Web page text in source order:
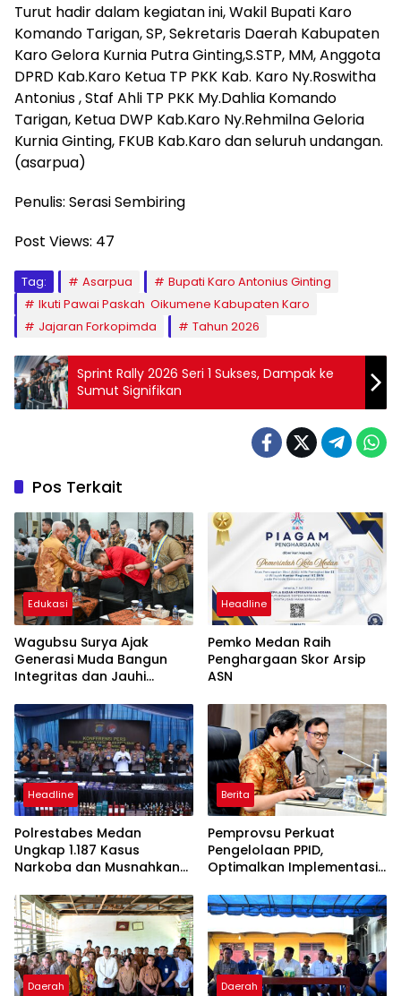
Turut hadir dalam kegiatan ini, Wakil Bupati Karo
Komando Tarigan, SP, Sekretaris Daerah Kabupaten
Karo Gelora Kurnia Putra Ginting,S.STP, MM, Anggota
DPRD Kab.Karo Ketua TP PKK Kab. Karo Ny.Roswitha
Antonius , Staf Ahli TP PKK My.Dahlia Komando
Tarigan, Ketua DWP Kab.Karo Ny.Rehmilna Geloria
Kurnia Ginting, FKUB Kab.Karo dan seluruh undangan.
(asarpua)
Penulis: Serasi Sembiring
Post Views: 47
Tag: Asarpua
Bupati Karo Antonius Ginting
Ikuti Pawai Paskah Oikumene Kabupaten Karo
Jajaran Forkopimda
Tahun 2026
Sprint Rally 2026 Seri 1 Sukses, Dampak ke
Sumut Signifikan
Pos Terkait
Edukasi
Wagubsu Surya Ajak
Generasi Muda Bangun
Integritas dan Jauhi
Headline
Pemko Medan Raih
Penghargaan Skor Arsip
ASN
Headline
Polrestabes Medan
Ungkap 1.187 Kasus
Narkoba dan Musnahkan
Bukti
Berita
Pemprovsu Perkuat
Pengelolaan PPID,
Optimalkan Implementasi
Tahun 2026
Daerah Daerah